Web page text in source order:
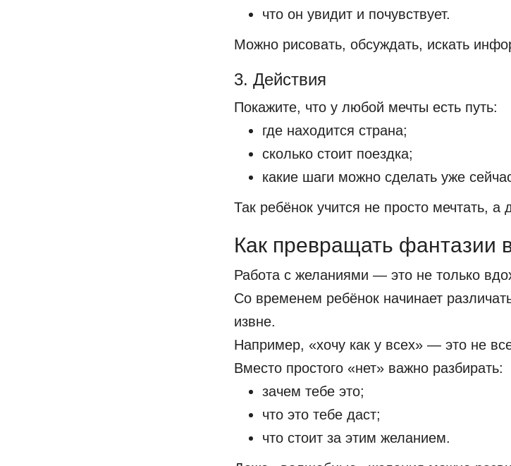
что он увидит и почувствует.
Можно рисовать, обсуждать, искать
3. Действия
Покажите, что у любой мечты есть путь:
где находится страна;
сколько стоит поездка;
какие шаги можно сделать уже
Так ребёнок учится не просто мечтать, а
Как превращать фантазии
Работа с желаниями — это не только
Со временем ребёнок начинает
извне.
Например, «хочу как у всех» — это не
Вместо простого «нет» важно разбирать:
зачем тебе это;
что это тебе даст;
что стоит за этим желанием.